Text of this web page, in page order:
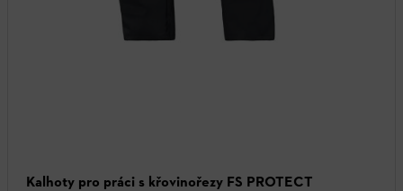
Kalhoty pro práci s křovinořezy FS PROTECT